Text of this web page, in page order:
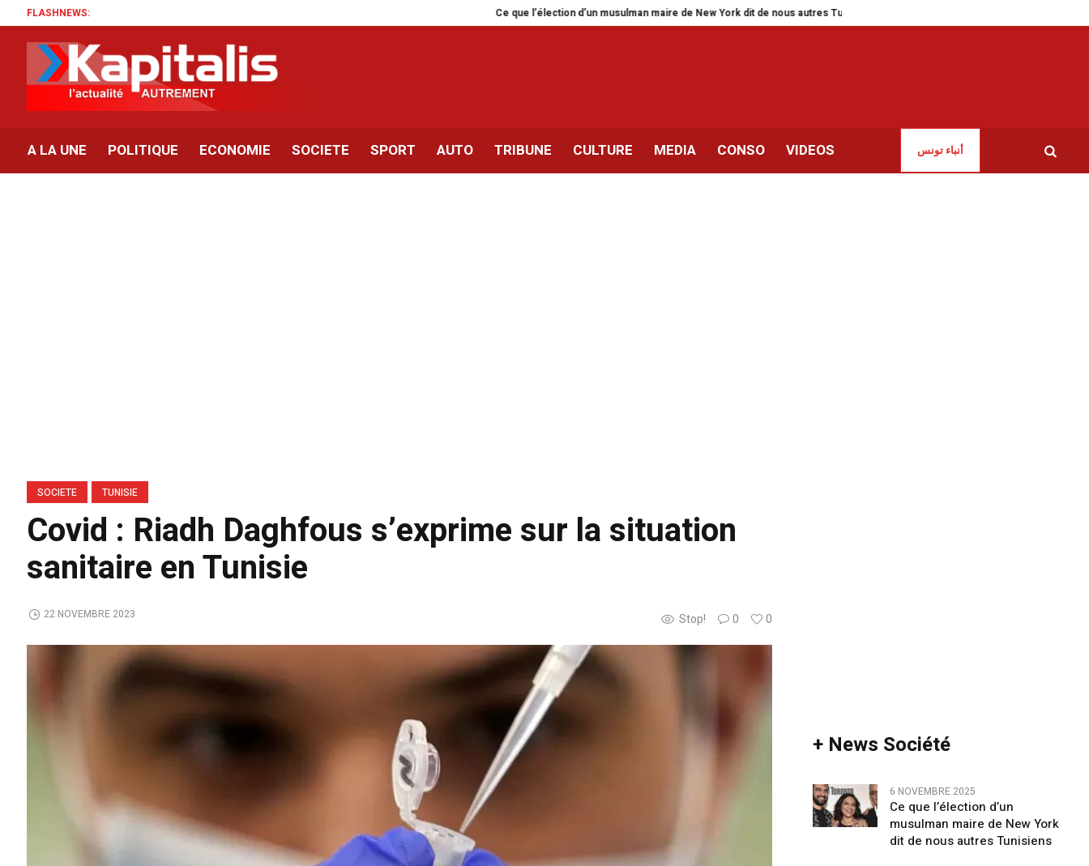
FLASHNEWS: Ce que l’élection d’un musulman maire de New York dit de nous autres Tunisiens Salon du livre d’Alger | Les cagoulards de la censure
A LA UNE POLITIQUE ECONOMIE SOCIETE SPORT AUTO TRIBUNE CULTURE MEDIA CONSO VIDEOS أنباء تونس
SOCIETE TUNISIE
Covid : Riadh Daghfous s’exprime sur la situation
sanitaire en Tunisie
Stop! 0 0
22 NOVEMBRE 2023
+ News Société
6 NOVEMBRE 2025
Ce que l’élection d’un
musulman maire de New York
dit de nous autres Tunisiens